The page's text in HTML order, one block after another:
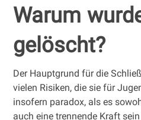
Warum
gelöscht?
Der Hauptgrund für die
vielen Risiken, die sie für
insofern paradox, als es